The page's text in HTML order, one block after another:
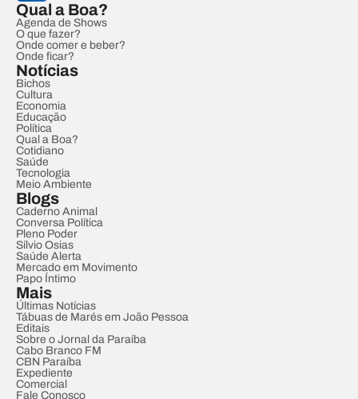
Qual a Boa?
Agenda de Shows
O que fazer?
Onde comer e beber?
Onde ficar?
Notícias
Bichos
Cultura
Economia
Educação
Política
Qual a Boa?
Cotidiano
Saúde
Tecnologia
Meio Ambiente
Blogs
Caderno Animal
Conversa Política
Pleno Poder
Sílvio Osias
Saúde Alerta
Mercado em Movimento
Papo Íntimo
Mais
Últimas Notícias
Tábuas de Marés em João Pessoa
Editais
Sobre o Jornal da Paraíba
Cabo Branco FM
CBN Paraíba
Expediente
Comercial
Fale Conosco